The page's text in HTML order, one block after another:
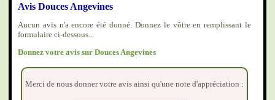
Avis Douces Angevines
Aucun avis n'a encore été donné. Donnez le vôtre en remplissant le
formulaire ci-dessous...
Donnez votre avis sur Douces Angevines
Merci de nous donner votre avis ainsi qu'une note d'appréciation :